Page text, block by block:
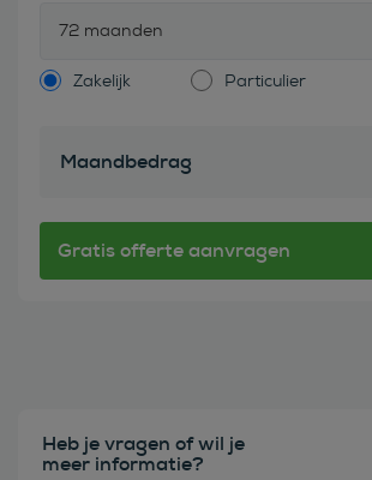
72 maanden
Zakelijk Particulier
Maandbedrag
Heb je vragen of wil je
meer informatie?